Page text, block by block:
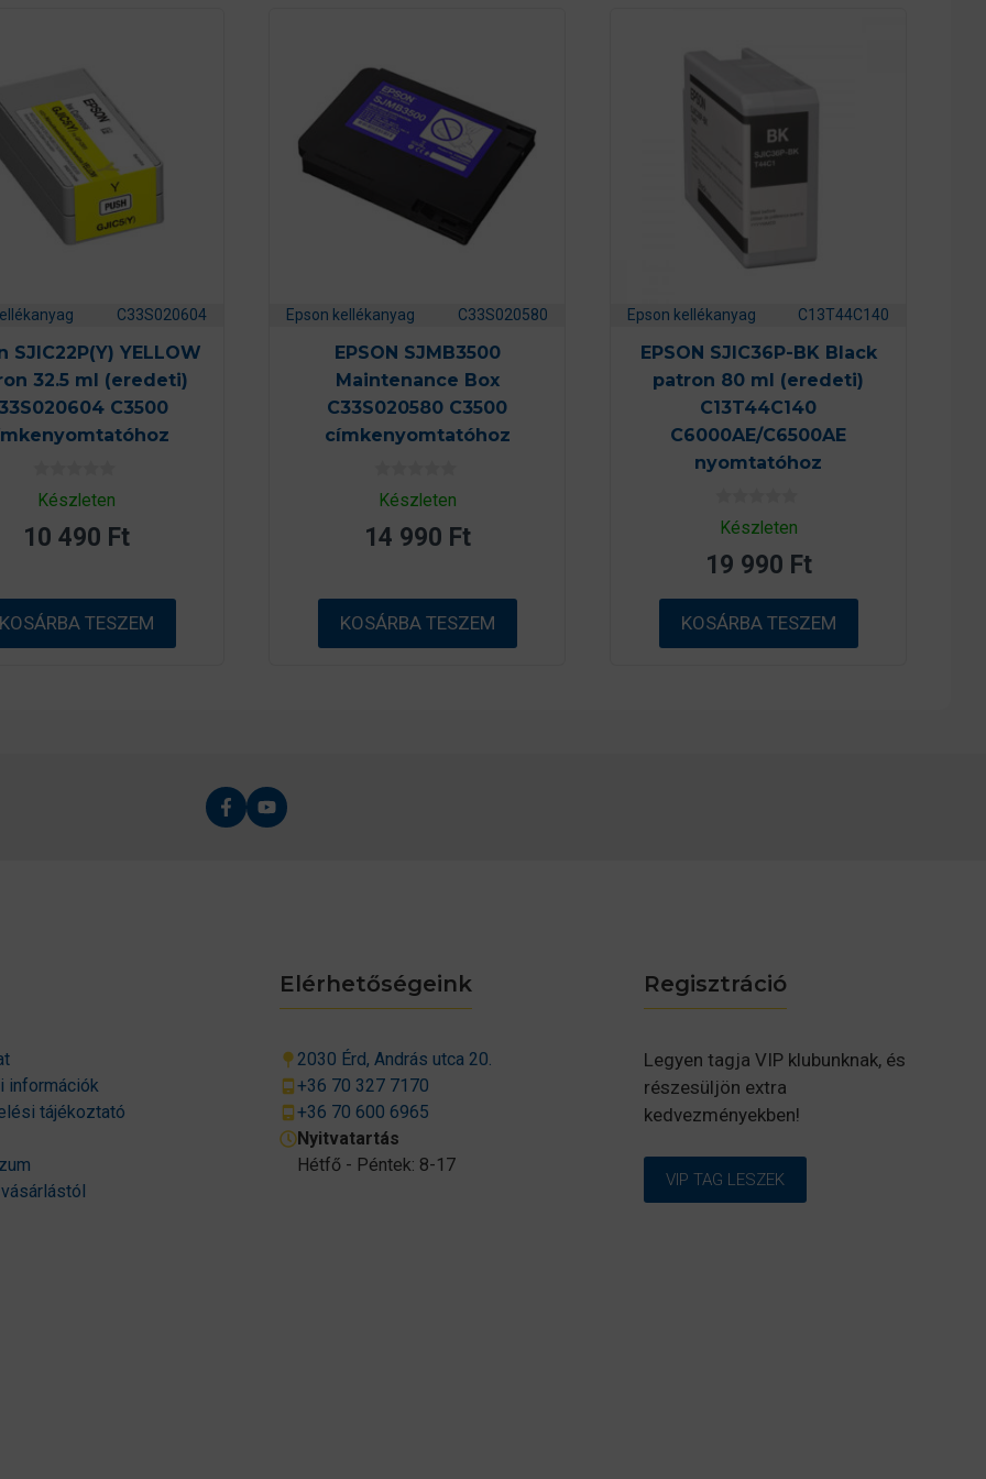
C33S020604
SJIC22P(Y) YELLOW
32.5 ml (eredeti)
C3500
0
a
l
Készleten
10 490 Ft
KOSÁRBA TESZEM
Epson kellékanyag C33S020580
EPSON SJMB3500
Maintenance Box
C33S020580 C3500
címkenyomtatóhoz
0
a
5
l
Készleten
14 990 Ft
KOSÁRBA TESZEM
Epson kellékanyag C13T44C140
EPSON SJIC36P-BK Black
patron 80 ml (eredeti)
C13T44C140
C6000AE/C6500AE
nyomtatóhoz
0
a
5
b
ő
l
Készleten
19 990 Ft
KOSÁRBA TESZEM
információk
tájékoztató
Elérhetőségeink
2030 Érd, András utca 20.
+36 70 327 7170
+36 70 600 6965
Nyitvatartás
Hétfő - Péntek: 8-17
Regisztráció
Legyen tagja VIP klubunknak, és
részesüljön extra
kedvezményekben!
VIP TAG LESZEK